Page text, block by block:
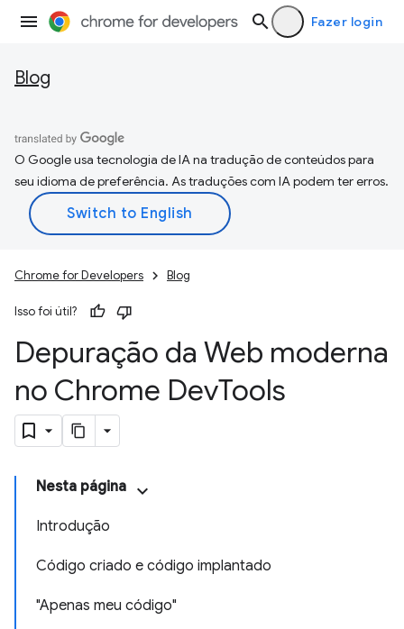
Fazer login
Blog
O Google usa tecnologia de IA na tradução de conteúdos para
seu idioma de preferência. As traduções com IA podem ter erros.
Chrome for Developers Blog
Isso foi útil?
Depuração da Web moderna
no Chrome DevTools
Nesta página
Introdução
Código criado e código implantado
"Apenas meu código"